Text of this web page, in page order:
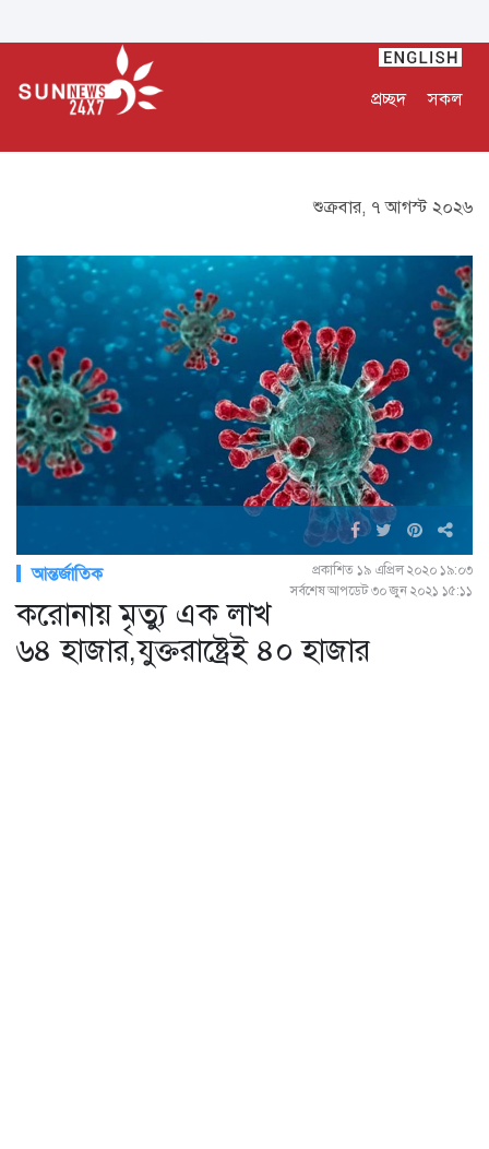
প্রচ্ছদ সকল
শুক্রবার, ৭ আগস্ট ২০২৬
আন্তর্জাতিক
প্রকাশিত ১৯ এপ্রিল ২০২০ ১৯:০৩
সর্বশেষ আপডেট ৩০ জুন ২০২১ ১৫:১১
করোনায় মৃত্যু এক লাখ
৬৪ হাজার,যুক্তরাষ্ট্রেই ৪০ হাজার